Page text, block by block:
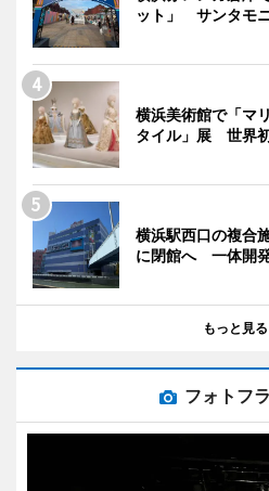
ット」 サンタモ
横浜美術館で「マ
タイル」展 世界
横浜駅西口の複合
に閉館へ 一体開
もっと見る
フォトフ